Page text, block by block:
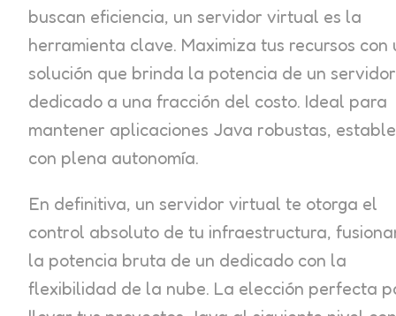
buscan eficiencia, un servidor virtual es la
herramienta clave. Maximiza tus recursos con
solución que brinda la potencia de un servidor
dedicado a una fracción del costo. Ideal para
mantener aplicaciones Java robustas,
con plena autonomía.
En definitiva, un servidor virtual te otorga el
control absoluto de tu infraestructura,
la potencia bruta de un dedicado con la
flexibilidad de la nube. La elección perfecta